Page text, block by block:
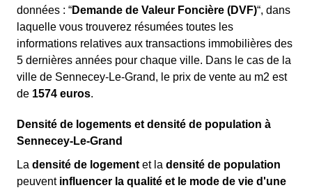
données : “Demande de Valeur Foncière (DVF)“, dans
laquelle vous trouverez résumées toutes les
informations relatives aux transactions immobilières des
5 dernières années pour chaque ville. Dans le cas de la
ville de Sennecey-Le-Grand, le prix de vente au m2 est
de 1574 euros.
Densité de logements et densité de population à
Sennecey-Le-Grand
La densité de logement et la densité de population
peuvent influencer la qualité et le mode de vie d'une